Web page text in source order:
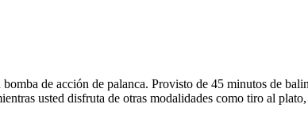
de acción de palanca. Provisto de 45 minutos de
usted disfruta de otras modalidades como tiro al